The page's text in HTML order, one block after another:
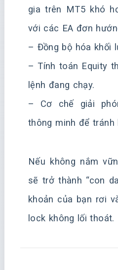
gia trên MT5 khó
với các EA đơn
– Đồng bộ hóa khối
– Tính toán Equity
lệnh đang chạy.
– Cơ chế giải
thông minh để tránh
Nếu không nắm
sẽ trở thành “con
khoản của bạn rơi
lock không lối thoát.